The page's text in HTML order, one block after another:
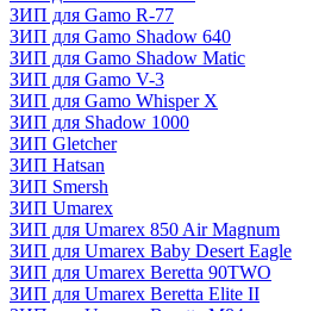
ЗИП для Gamo R-77
ЗИП для Gamo Shadow 640
ЗИП для Gamo Shadow Matic
ЗИП для Gamo V-3
ЗИП для Gamo Whisper X
ЗИП для Shadow 1000
ЗИП Gletcher
ЗИП Hatsan
ЗИП Smersh
ЗИП Umarex
ЗИП для Umarex 850 Air Magnum
ЗИП для Umarex Baby Desert Eagle
ЗИП для Umarex Beretta 90TWO
ЗИП для Umarex Beretta Elite II